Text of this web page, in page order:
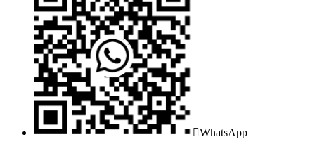
WhatsApp